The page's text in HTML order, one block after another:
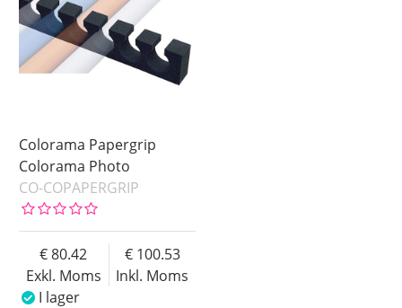
Colorama Papergrip
Colorama Photo
CO-COPAPERGRIP
Exkl. Moms
80.42
Inkl. Moms
100.53
I lager